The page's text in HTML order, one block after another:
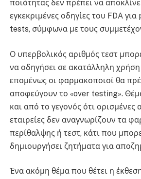
ποιότητας δεν πρέπει να
εγκεκριμένες οδηγίες του FDA
tests, σύμφωνα με τους
Ο υπερβολικός αριθμός τεστ
να οδηγήσει σε ακατάλληλη χρήση
επομένως οι φαρμακοποιοί θα
αποφεύγουν το «over testing».
και από το γεγονός ότι ορισμένες
εταιρείες δεν αναγνωρίζουν τα
περίθαλψης ή τεστ, κάτι που
δημιουργήσει ζητήματα για
Ένα ακόμη θέμα που θέτει η έκθεση